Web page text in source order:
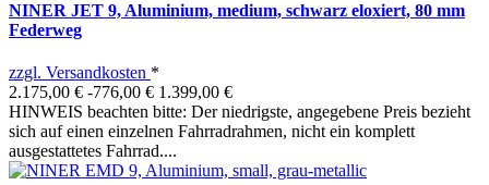
NINER JET 9, Aluminium, medium, schwarz eloxiert, 80 mm
Federweg
zzgl. Versandkosten *
2.175,00 € -776,00 € 1.399,00 €
HINWEIS beachten bitte: Der niedrigste, angegebene Preis bezieht
sich auf einen einzelnen Fahrradrahmen, nicht ein komplett
ausgestattetes Fahrrad....